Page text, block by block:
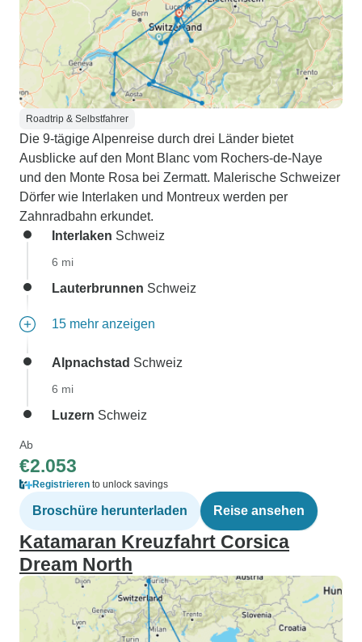
Roadtrip & Selbstfahrer
Die 9-tägige Alpenreise durch drei Länder bietet
Ausblicke auf den Mont Blanc vom Rochers-de-Naye
und den Monte Rosa bei Zermatt. Malerische Schweizer
Dörfer wie Interlaken und Montreux werden per
Zahnradbahn erkundet.
Interlaken Schweiz
6 mi
Lauterbrunnen Schweiz
15 mehr anzeigen
Alpnachstad Schweiz
6 mi
Luzern Schweiz
Ab
€2.053
Registrieren to unlock savings
Broschüre herunterladen Reise ansehen
Katamaran Kreuzfahrt Corsica
Dream North